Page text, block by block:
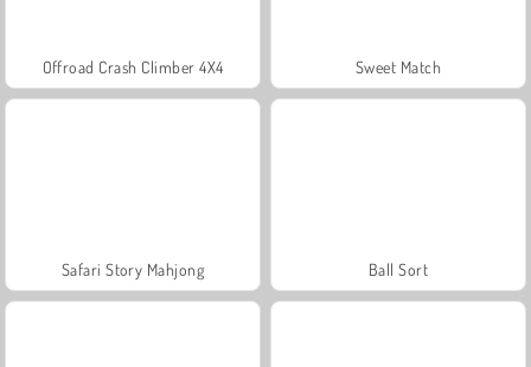
Offroad Crash Climber 4X4 Sweet Match
Safari Story Mahjong Ball Sort